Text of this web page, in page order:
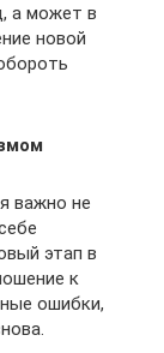
а может в
новой
важно не
этап в
к
ошибки,